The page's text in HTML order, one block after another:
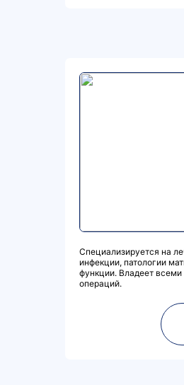
Специализируется на
инфекции, патологии
функции. Владеет всеми
операций.